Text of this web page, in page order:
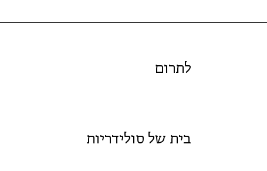
לתרום
בית של סולידריות